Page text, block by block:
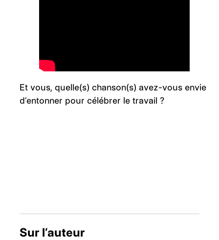
Et vous, quelle(s) chanson(s) avez-vous envie
d’entonner pour célébrer le travail ?
Sur l’auteur